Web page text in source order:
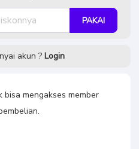
PAKAI
akun ? Login
mengakses member